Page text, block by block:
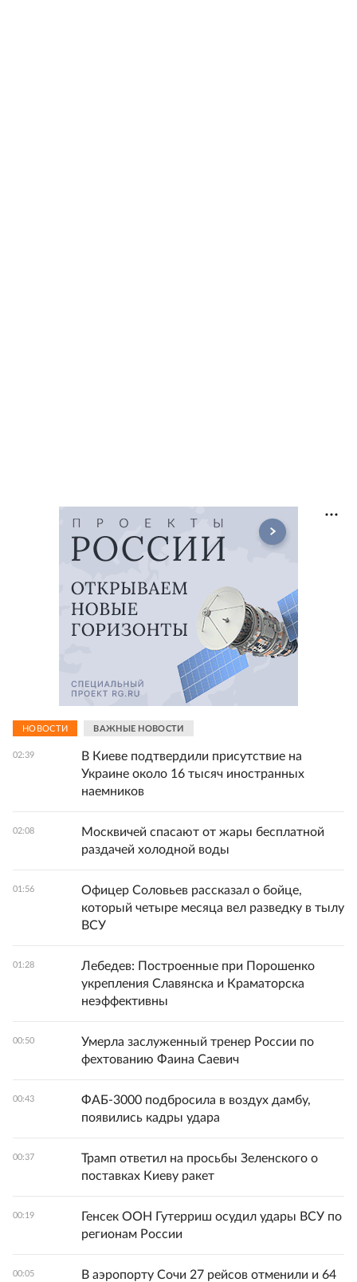
НОВОСТИ ВАЖНЫЕ НОВОСТИ
02:39
В Киеве подтвердили присутствие на
Украине около 16 тысяч иностранных
наемников
02:08
Москвичей спасают от жары бесплатной
раздачей холодной воды
01:56
Офицер Соловьев рассказал о бойце,
который четыре месяца вел разведку в тылу
ВСУ
01:28
Лебедев: Построенные при Порошенко
укрепления Славянска и Краматорска
неэффективны
00:50
Умерла заслуженный тренер России по
фехтованию Фаина Саевич
00:43
ФАБ-3000 подбросила в воздух дамбу,
появились кадры удара
00:37
Трамп ответил на просьбы Зеленского о
поставках Киеву ракет
00:19
Генсек ООН Гутерриш осудил удары ВСУ по
регионам России
00:05
В аэропорту Сочи 27 рейсов отменили и 64